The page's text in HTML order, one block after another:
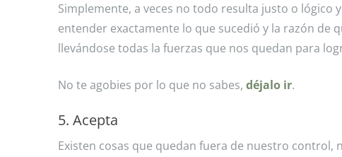
Simplemente, a veces no todo resulta justo o
entender exactamente lo que sucedió y la razón de
llevándose todas la fuerzas que nos quedan para
No te agobies por lo que no sabes, déjalo ir.
5. Acepta
Existen cosas que quedan fuera de nuestro